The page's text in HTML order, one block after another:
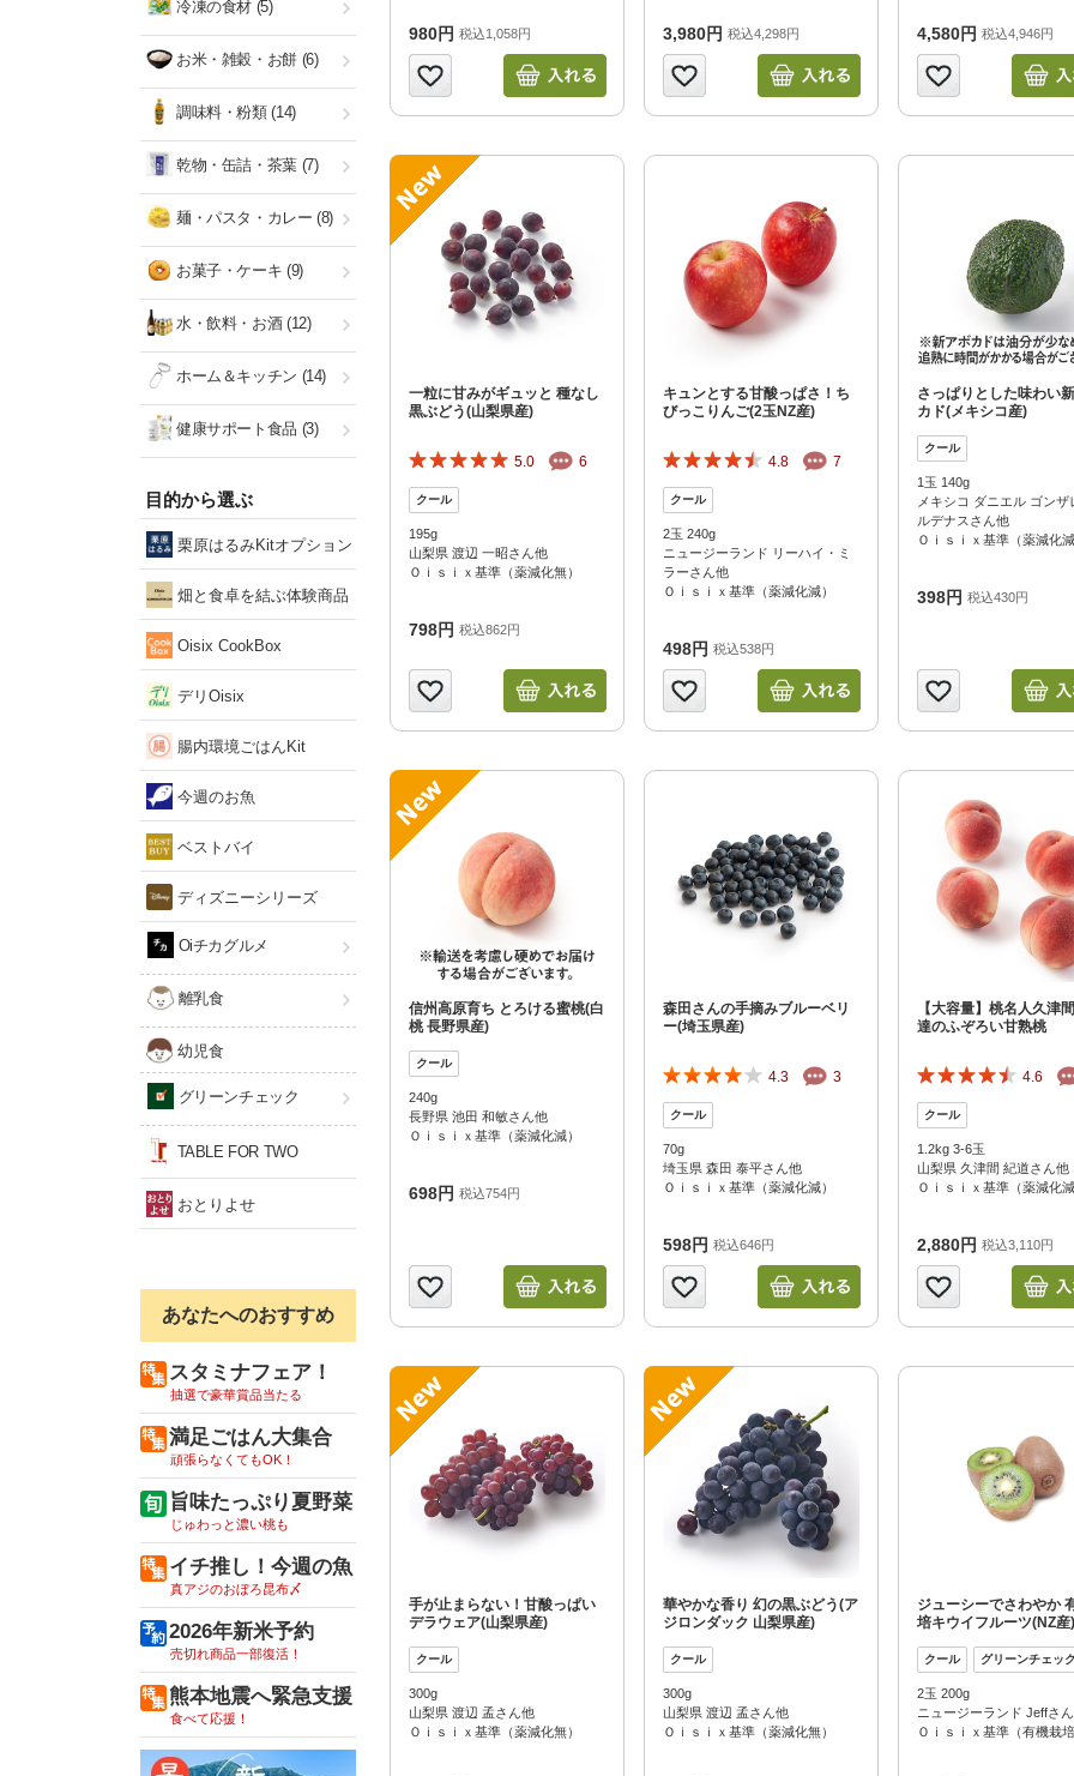
980円 税込1,058円 3,980円 税込4,298円 4,580円 税込4,946円
一粒に甘みがギュッと 種なし
黒ぶどう(山梨県産)
5.0 6
195g
山梨県 渡辺 一昭さん他
Ｏｉｓｉｘ基準（薬減化無）
798円 税込862円
キュンとする甘酸っぱさ！ち
びっこりんご(2玉NZ産)
4.8 7
2玉 240g
ニュージーランド リーハイ・ミ
ラーさん他
Ｏｉｓｉｘ基準（薬減化減）
498円 税込538円
さっぱりとした味わい
カド(メキシコ産)
1玉 140g
メキシコ ダニエル ゴンザ
ルデナスさん他
Ｏｉｓｉｘ基準（薬減化減
398円 税込430円
信州高原育ち とろける蜜桃(白
桃 長野県産)
240g
長野県 池田 和敏さん他
Ｏｉｓｉｘ基準（薬減化減）
698円 税込754円
森田さんの手摘みブルーベリ
ー(埼玉県産)
4.3 3
70g
埼玉県 森田 泰平さん他
Ｏｉｓｉｘ基準（薬減化減）
598円 税込646円
【大容量】桃名人久津
達のふぞろい甘熟桃
4.6
1.2kg 3-6玉
山梨県 久津間 紀道さん他
Ｏｉｓｉｘ基準（薬減化減
2,880円 税込3,110円
手が止まらない！甘酸っぱい
デラウェア(山梨県産)
300g
山梨県 渡辺 孟さん他
Ｏｉｓｉｘ基準（薬減化無）
華やかな香り 幻の黒ぶどう(ア
ジロンダック 山梨県産)
300g
山梨県 渡辺 孟さん他
Ｏｉｓｉｘ基準（薬減化無）
ジューシーでさわやか
培キウイフルーツ(NZ産)
2玉 200g
ニュージーランド Jeffさ
Ｏｉｓｉｘ基準（有機栽培
冷凍の食材 (5)
お米・雑穀・お餅(6)
調味料・粉類(14)
乾物・缶詰・茶葉(7)
麺・パスタ・カレー (8)
お菓子・ケーキ (9)
水・飲料・お酒(12)
ホーム＆キッチン (14)
健康サポート食品 (3)
目的から選ぶ
栗原はるみKitオプション
畑と食卓を結ぶ体験商品
Oisix CookBox
デリOisix
腸内環境ごはんKit
今週のお魚
ベストバイ
ディズニーシリーズ
Oiチカグルメ
離乳食
幼児食
グリーンチェック
TABLE FOR TWO
おとりよせ
あなたへのおすすめ
スタミナフェア！
抽選で豪華賞品当たる
満足ごはん大集合
頑張らなくてもOK！
旨味たっぷり夏野菜
じゅわっと濃い桃も
イチ推し！今週の魚
真アジのおぼろ昆布〆
2026年新米予約
売切れ商品一部復活！
熊本地震へ緊急支援
食べて応援！